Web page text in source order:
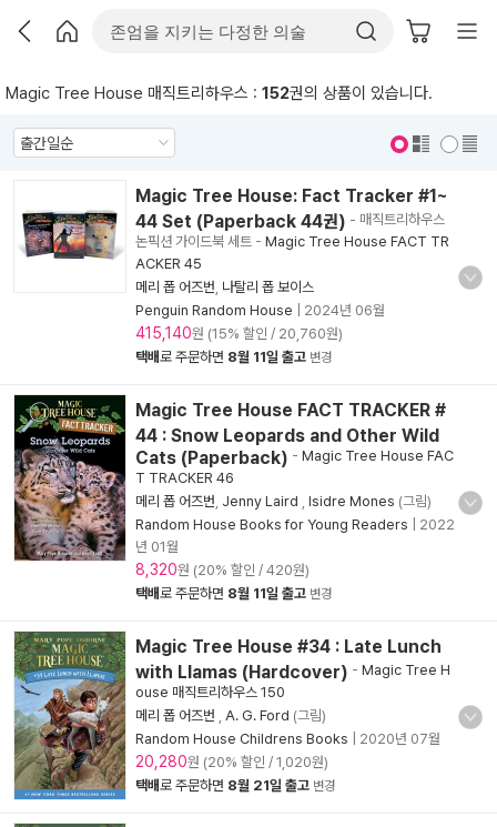
Magic Tree House 매직트리하우스 : 152권의 상품이 있습니다.
Magic Tree House: Fact Tracker #1~
44 Set (Paperback 44권) - 매직트리하우스
논픽션 가이드북 세트 - Magic Tree House FACT TR
ACKER 45
메리 폽 어즈번 나탈리 폽 보이스
Penguin Random House
2024년 06월
415,140원 (15% 할인 / 20,760원)
택배로 주문하면 8월 11일 출고 변경
Magic Tree House FACT TRACKER #
44 : Snow Leopards and Other Wild
Cats (Paperback) - Magic Tree House FAC
T TRACKER 46
메리 폽 어즈번 Jenny Laird Isidre Mones (그림)
Random House Books for Young Readers
2022
년 01월
8,320원 (20% 할인 / 420원)
택배로 주문하면 8월 11일 출고 변경
Magic Tree House #34 : Late Lunch
with Llamas (Hardcover) - Magic Tree H
ouse 매직트리하우스 150
메리 폽 어즈번
A. G. Ford (그림)
Random House Childrens Books
2020년 07월
20,280원 (20% 할인 / 1,020원)
택배로 주문하면 8월 21일 출고 변경